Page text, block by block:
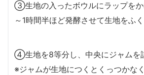
③生地の入ったボウルにラップをか
～1時間半ほど発酵させて生地をふ
④生地を8等分し、中央にジャムを
※ジャムが生地につくとくっつかな